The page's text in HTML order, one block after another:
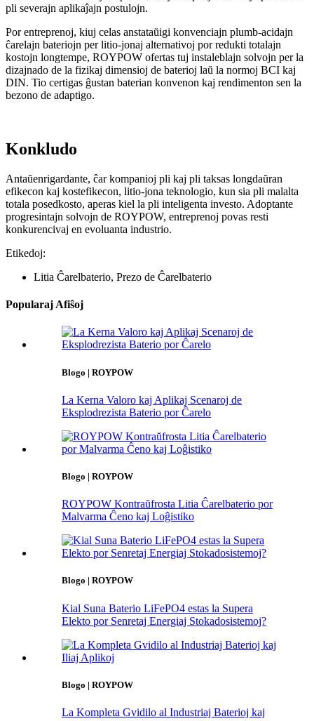
pli severajn aplikaĵajn postulojn.
Por entreprenoj, kiuj celas anstataŭigi konvenciajn plumb-acidajn
ĉarelajn bateriojn per litio-jonaj alternativoj por redukti totalajn
kostojn longtempe, ROYPOW ofertas tuj instaleblajn solvojn per la
dizajnado de la fizikaj dimensioj de baterioj laŭ la normoj BCI kaj
DIN. Tio certigas ĝustan baterian konvenon kaj rendimenton sen la
bezono de adaptigo.
Konkludo
Antaŭenrigardante, ĉar kompanioj pli kaj pli taksas longdaŭran
efikecon kaj kostefikecon, litio-jona teknologio, kun sia pli malalta
totala posedkosto, aperas kiel la pli inteligenta investo. Adoptante
progresintajn solvojn de ROYPOW, entreprenoj povas resti
konkurencivaj en evoluanta industrio.
Etikedoj:
Litia Ĉarelbaterio, Prezo de Ĉarelbaterio
Popularaj Afiŝoj
Blogo | ROYPOW
La Kerna Valoro kaj Aplikaj Scenaroj de
Eksplodrezista Baterio por Ĉarelo
Blogo | ROYPOW
ROYPOW Kontraŭfrosta Litia Ĉarelbaterio por
Malvarma Ĉeno kaj Loĝistiko
Blogo | ROYPOW
Kial Suna Baterio LiFePO4 estas la Supera
Elekto por Senretaj Energiaj Stokadosistemoj?
Blogo | ROYPOW
La Kompleta Gvidilo al Industriaj Baterioj kaj